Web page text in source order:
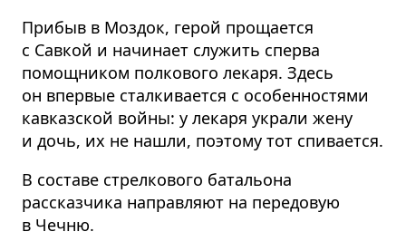
Прибыв в Моздок, герой прощается
с Савкой и начинает служить сперва
помощником полкового лекаря. Здесь
он впервые сталкивается с особенностями
кавказской войны: у лекаря украли жену
и дочь, их не нашли, поэтому тот спивается.
В составе стрелкового батальона
рассказчика направляют на передовую
в Чечню.